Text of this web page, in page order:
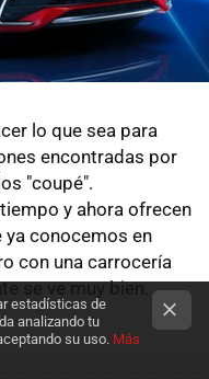
lo que sea para
encontradas por
"coupé".
y ahora ofrecen
ya conocemos en
con una carrocería
se ve muy bien.
estadísticas de
analizando tu
su uso. Más